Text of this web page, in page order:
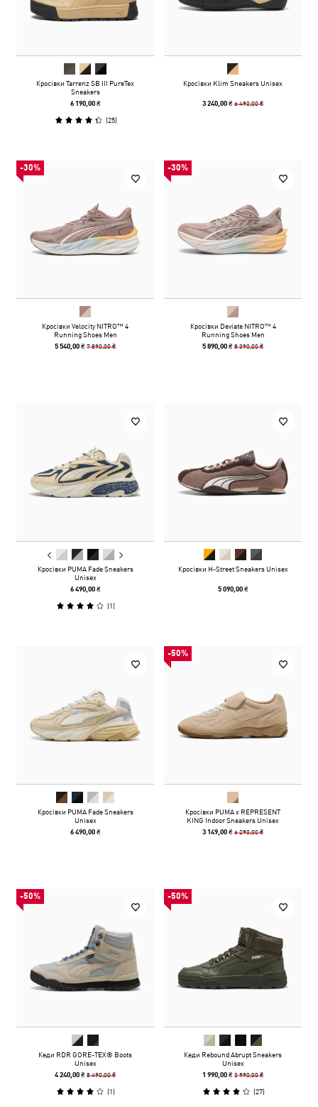
Кросівки Tarrenz SB III PureTex
Sneakers
6 190,00 ₴
(25)
Кросівки Klim Sneakers Unisex
3 240,00 ₴6 490,00 ₴
-30%
Кросівки Velocity NITRO™ 4
Running Shoes Men
5 540,00 ₴7 890,00 ₴
-30%
Кросівки Deviate NITRO™ 4
Running Shoes Men
5 890,00 ₴8 390,00 ₴
Кросівки PUMA Fade Sneakers
Unisex
6 490,00 ₴
(1)
Кросівки H-Street Sneakers Unisex
5 090,00 ₴
Кросівки PUMA Fade Sneakers
Unisex
6 490,00 ₴
-50%
Кросівки PUMA x REPRESENT
KING Indoor Sneakers Unisex
3 149,00 ₴6 290,00 ₴
-50%
Кеди RDR GORE-TEX® Boots
Unisex
4 240,00 ₴8 490,00 ₴
(1)
-50%
Кеди Rebound Abrupt Sneakers
Unisex
1 990,00 ₴3 990,00 ₴
(27)